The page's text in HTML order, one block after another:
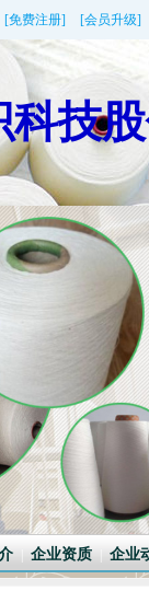
[免费注册] [会员升级]
技
企业资质 企业